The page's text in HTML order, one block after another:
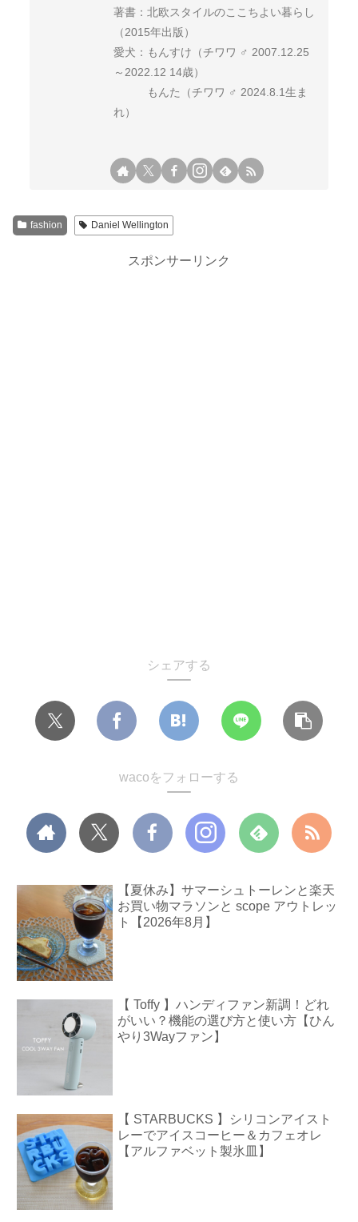
著書：北欧スタイルのここちよい暮らし
（2015年出版）
愛犬：もんすけ（チワワ ♂ 2007.12.25
～2022.12 14歳）
もんた（チワワ ♂ 2024.8.1生ま
れ）
fashion Daniel Wellington
スポンサーリンク
シェアする
wacoをフォローする
【夏休み】サマーシュトーレンと楽天
お買い物マラソンと scope アウトレッ
ト【2026年8月】
【 Toffy 】ハンディファン新調！どれ
がいい？機能の選び方と使い方【ひん
やり3Wayファン】
【 STARBUCKS 】シリコンアイスト
レーでアイスコーヒー＆カフェオレ
【アルファベット製氷皿】